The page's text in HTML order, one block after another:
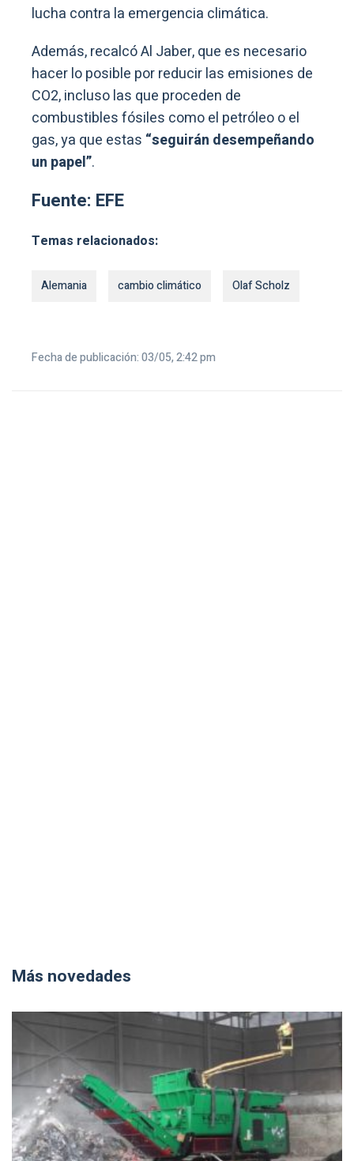
lucha contra la emergencia climática.
Además, recalcó Al Jaber, que es necesario
hacer lo posible por reducir las emisiones de
CO2, incluso las que proceden de
combustibles fósiles como el petróleo o el
gas, ya que estas “seguirán desempeñando
un papel”.
Fuente: EFE
Temas relacionados:
Alemania cambio climático Olaf Scholz
Fecha de publicación: 03/05, 2:42 pm
Más novedades